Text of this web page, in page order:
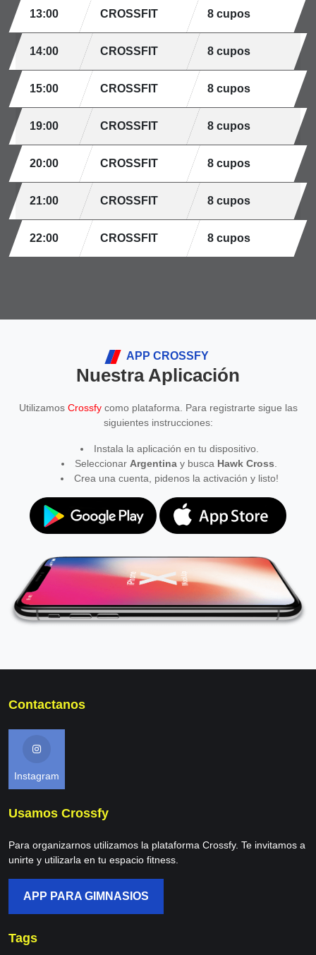
13:00 CROSSFIT 8 cupos
14:00 CROSSFIT 8 cupos
15:00 CROSSFIT 8 cupos
19:00 CROSSFIT 8 cupos
20:00 CROSSFIT 8 cupos
21:00 CROSSFIT 8 cupos
22:00 CROSSFIT 8 cupos
APP CROSSFY
Nuestra Aplicación
Utilizamos Crossfycomo plataforma. Para registrarte sigue las
siguientes instrucciones:
Instala la aplicación en tu dispositivo.
Seleccionar Argentina y busca Hawk Cross
Crea una cuenta, pidenos la activación y listo!
Contactanos
Instagram
Usamos Crossfy
Para organizarnos utilizamos la plataforma Crossfy. Te invitamos a
unirte y utilizarla en tu espacio fitness.
APP PARA GIMNASIOS
Tags